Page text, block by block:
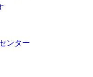
ンター